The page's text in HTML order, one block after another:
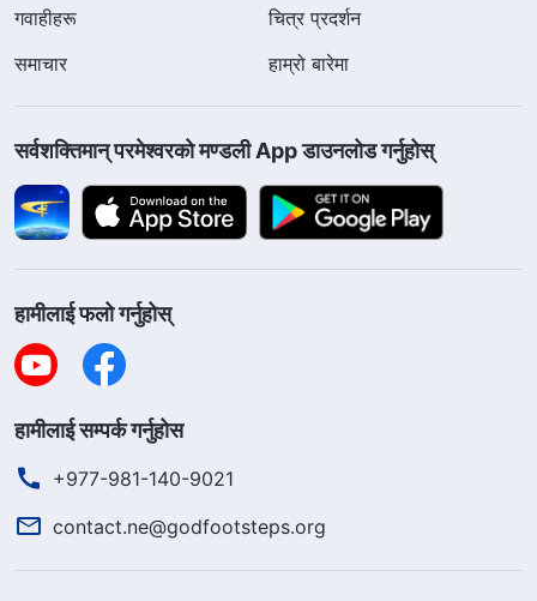
गवाहीहरू
चित्र प्रदर्शन
समाचार
हाम्रो बारेमा
सर्वशक्तिमान्‌ परमेश्‍वरको मण्डली App डाउनलोड गर्नुहोस्
हामीलाई फलो गर्नुहोस्
हामीलाई सम्पर्क गर्नुहोस
+977-981-140-9021
contact.ne@godfootsteps.org